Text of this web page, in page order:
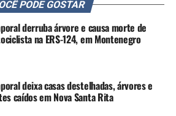
operação da Trensurb neste fim
PODE GOSTAR
derruba árvore e causa morte de
na ERS-124, em Montenegro
deixa casas destelhadas, árvores e
caídos em Nova Santa Rita